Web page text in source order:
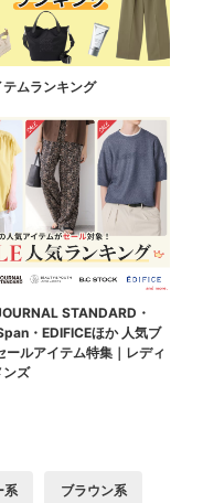
テムランキング
STANDARD・
・EDIFICEほか 人気ブ
ールアイテム特集｜レディ
ンズ
系 ブラウン系